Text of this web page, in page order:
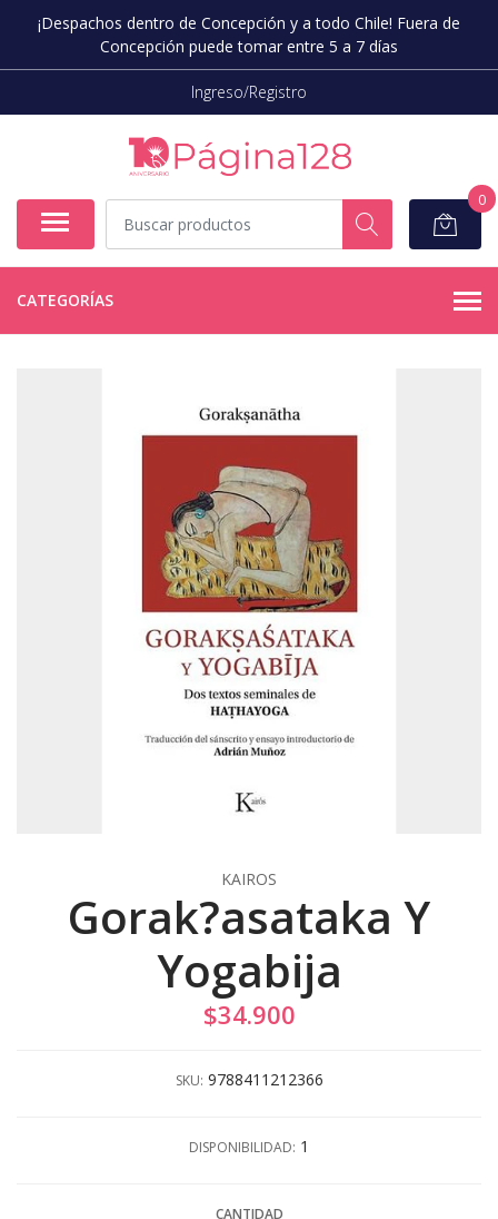
¡Despachos dentro de Concepción y a todo Chile! Fuera de
Concepción puede tomar entre 5 a 7 días
Ingreso/Registro
0
CATEGORÍAS
KAIROS
Gorak?asataka Y
Yogabija
$34.900
SKU: 9788411212366
DISPONIBILIDAD: 1
CANTIDAD